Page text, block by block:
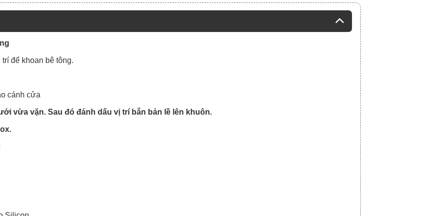
để khoan bê tông.
cánh cửa
vừa vặn. Sau đó đánh dấu vị trí bắn bản lề lên khuôn.